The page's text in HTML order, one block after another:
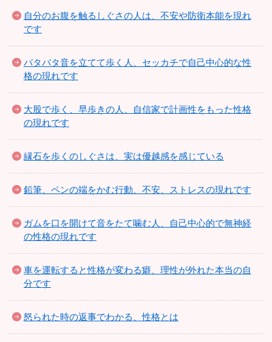
自分のお腹を触るしぐさの人は、不安や防衛本能を現れ
です
バタバタ音を立てて歩く人、セッカチで自己中心的な性
格の現れです
大股で歩く、早歩きの人、自信家で計画性をもった性格
の現れです
縁石を歩くのしぐさは、実は優越感を感じている
鉛筆、ペンの端をかむ行動、不安、ストレスの現れです
ガムを口を開けて音をたて噛む人、自己中心的で無神経
の性格の現れです
車を運転すると性格が変わる癖、理性が外れた本当の自
分です
怒られた時の返事でわかる、性格とは